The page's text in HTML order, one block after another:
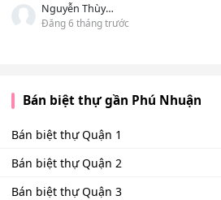
Nguyễn Thùy Thu Nguyệt
Đăng 6 tháng trước
Bán biệt thự gần Phú Nhuận
Bán biệt thự Quận 1
Bán biệt thự Quận 2
Bán biệt thự Quận 3